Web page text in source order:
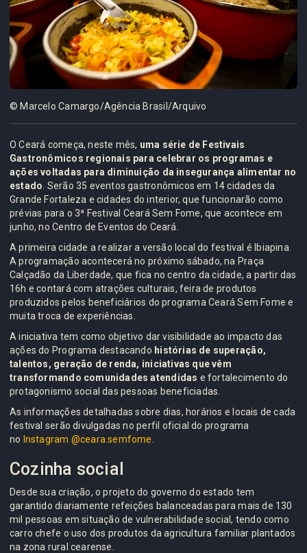
© Marcelo Camargo/Agência Brasil/Arquivo
O Ceará começa, neste mês, uma série de Festivais
Gastronômicos regionais para celebrar os programas e
ações voltadas para diminuição da insegurança alimentar no
estado . Serão 35 eventos gastronômicos em 14 cidades da
Grande Fortaleza e cidades do interior, que funcionarão como
prévias para o 3ª Festival Ceará Sem Fome, que acontece em
junho, no Centro de Eventos do Ceará.
A primeira cidade a realizar a versão local do festival é Ibiapina.
A programação acontecerá no próximo sábado, na Praça
Calçadão da Liberdade, que fica no centro da cidade, a partir das
16h e contará com atrações culturais, feira de produtos
produzidos pelos beneficiários do programa Ceará Sem Fome e
muita troca de experiências.
A iniciativa tem como objetivo dar visibilidade ao impacto das
ações do Programa destacando histórias de superação,
talentos, geração de renda, iniciativas que vêm
transformando comunidades atendidas e fortalecimento do
protagonismo social das pessoas beneficiadas.
As informações detalhadas sobre dias, horários e locais de cada
festival serão divulgadas no perfil oficial do programa
no Instagram @ceara.semfome
Cozinha social
Desde sua criação, o projeto do governo do estado tem
garantido diariamente refeições balanceadas para mais de 130
mil pessoas em situação de vulnerabilidade social, tendo como
carro chefe o uso dos produtos da agricultura familiar plantados
na zona rural cearense.